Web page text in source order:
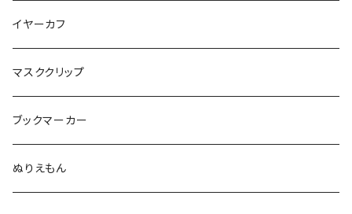
アルファベット
食品
天使
リボン
Bubble
カメオ
ハート
モザイク
パン
カメ
イルカ
カエル
バイオリン
ピアノ
カメオ
バルーン
マーメイド
メガネ
鳥
バルーン
マーブル
カモフラージュ
ハロウィン
カメオ
2トーン
ハート
イヤーカフ
マスククリップ
ブックマーカー
ぬりえもん